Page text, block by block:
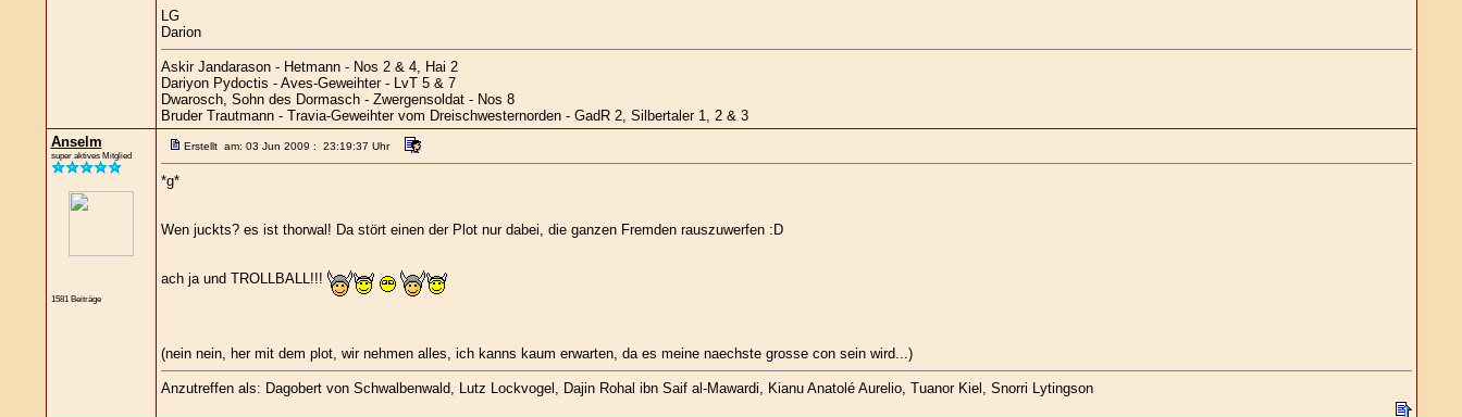
LG
Darion
Askir Jandarason - Hetmann - Nos 2 & 4, Hai 2
Dariyon Pydoctis - Aves-Geweihter - LvT 5 & 7
Dwarosch, Sohn des Dormasch - Zwergensoldat - Nos 8
Bruder Trautmann - Travia-Geweihter vom Dreischwesternorden - GadR 2, Silbertaler 1, 2 & 3
Anselm
super aktives Mitglied
1581 Beiträge
Erstellt am: 03 Jun 2009 : 23:19:37 Uhr
*g*
Wen juckts? es ist thorwal! Da stört einen der Plot nur dabei, die ganzen Fremden rauszuwerfen :D
ach ja und TROLLBALL!!!
(nein nein, her mit dem plot, wir nehmen alles, ich kanns kaum erwarten, da es meine naechste grosse con sein wird...)
Anzutreffen als: Dagobert von Schwalbenwald, Lutz Lockvogel, Dajin Rohal ibn Saif al-Mawardi, Kianu Anatolé Aurelio, Tuanor Kiel, Snorri Lytingson